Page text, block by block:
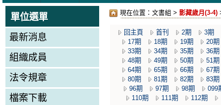
單位選單
最新消息
組織成員
法令規章
檔案下載
現在位置： 文書組 > 影藏歲月(3-4)
回主頁 首刊 2期
3期
17期
18期 19期
20期
33期
34期 35期
36期
48期
49期 50期
51期
64期
65期 66期
67期
80期
81期 82期
83期
96期
97期 98期
099
110期
111期 112期